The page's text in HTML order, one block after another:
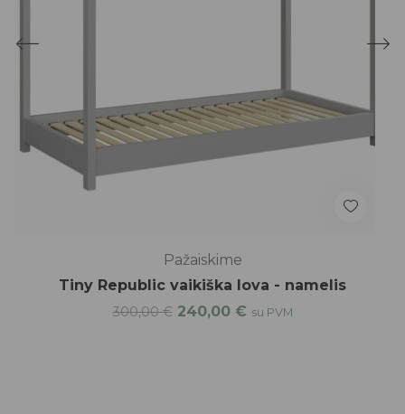
Pažaiskime
Tiny Republic vaikiška lova - namelis
300,00€ 240,00 € su PVM